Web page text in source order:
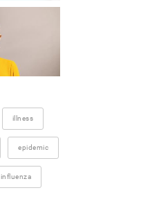
illness
epidemic
influenza